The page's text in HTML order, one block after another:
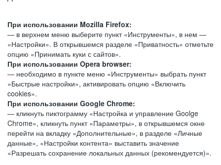
При использовании Mozilla Firefox:
— в верхнем меню выберите пункт «Инструменты», в нем —
«Настройки». В открывшемся разделе «Приватность» отметьте
опцию «Принимать куки с сайтов».
При использовании Opera browser:
— необходимо в пункте меню «Инструменты» выбрать пункт
«Быстрые настройки», активировать опцию «Включить
cookies».
При использовании Google Chrome:
— кликнуть пиктограмму «Настройка и управление Goolge
Chrome», кликнуть пункт «Параметры», в открывшемся окне
перейти на вкладку «Дополнительные», в разделе «Личные
данные», «Настройки контента» выставить значение
«Разрешать сохранение локальных данных (рекомендуется)».